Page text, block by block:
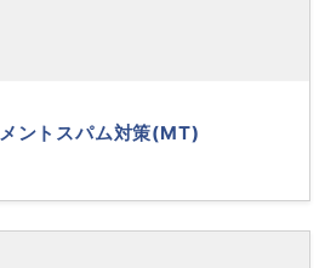
ントスパム対策(MT)